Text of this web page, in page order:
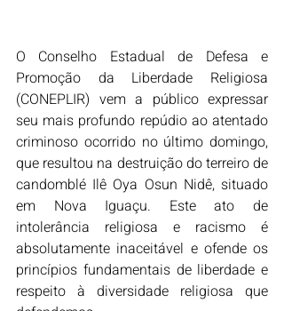
O Conselho Estadual de Defesa e
Promoção da Liberdade Religiosa
(CONEPLIR) vem a público expressar
seu mais profundo repúdio ao atentado
criminoso ocorrido no último domingo,
que resultou na destruição do terreiro de
candomblé Ilê Oya Osun Nidê, situado
em Nova Iguaçu. Este ato de
intolerância religiosa e racismo é
absolutamente inaceitável e ofende os
princípios fundamentais de liberdade e
respeito à diversidade religiosa que